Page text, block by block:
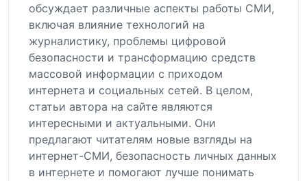
обсуждает различные аспекты работы СМИ,
включая влияние технологий на
журналистику, проблемы цифровой
безопасности и трансформацию средств
массовой информации с приходом
интернета и социальных сетей. В целом,
статьи автора на сайте являются
интересными и актуальными. Они
предлагают читателям новые взгляды на
интернет-СМИ, безопасность личных данных
в интернете и помогают лучше понимать